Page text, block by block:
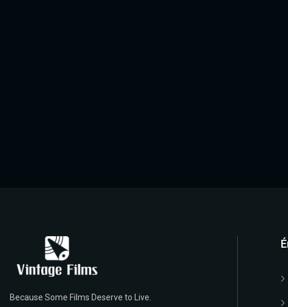
Because Some Films Deserve to Live.